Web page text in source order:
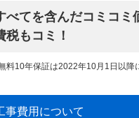
てを含んだコミコミ
税もコミ！
料10年保証は2022年10月1日以降
事費用について